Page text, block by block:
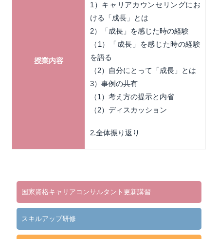
授業内容
1）キャリアカウンセリングにお
ける「成長」とは
2）「成長」を感じた時の経験
（1）「成長」を感じた時の経験
を語る
（2）自分にとって「成長」とは
3）事例の共有
（1）考え方の提示と内省
（2）ディスカッション
2.全体振り返り
国家資格キャリアコンサルタント更新講習
スキルアップ研修